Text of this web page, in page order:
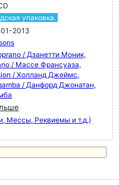
упаковка.
2013
/ Дзанетти Моник,
/ Массе Франсуаза,
/ Холланд Джеймс,
/ Данфорд Джонатан,
Мессы, Реквиемы и т.д.)